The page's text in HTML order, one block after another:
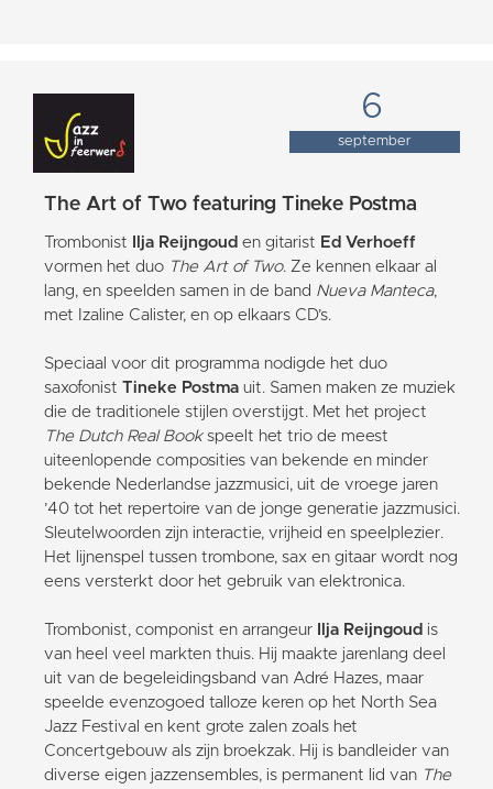
6
september
The Art of Two featuring Tineke Postma
Trombonist Ilja Reijngoud en gitarist Ed Verhoeff
vormen het duo The Art of Two. Ze kennen elkaar al
lang, en speelden samen in de band Nueva Manteca,
met Izaline Calister, en op elkaars CD’s.
Speciaal voor dit programma nodigde het duo
saxofonist Tineke Postma uit. Samen maken ze muziek
die de traditionele stijlen overstijgt. Met het project
The Dutch Real Bookspeelt het trio de meest
uiteenlopende composities van bekende en minder
bekende Nederlandse jazzmusici, uit de vroege jaren
’40 tot het repertoire van de jonge generatie jazzmusici.
Sleutelwoorden zijn interactie, vrijheid en speelplezier.
Het lijnenspel tussen trombone, sax en gitaar wordt nog
eens versterkt door het gebruik van elektronica.
Trombonist, componist en arrangeur Ilja Reijngoud is
van heel veel markten thuis. Hij maakte jarenlang deel
uit van de begeleidingsband van Adré Hazes, maar
speelde evenzogoed talloze keren op het North Sea
Jazz Festival en kent grote zalen zoals het
Concertgebouw als zijn broekzak. Hij is bandleider van
diverse eigen jazzensembles, is permanent lid van The